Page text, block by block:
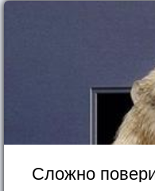
Сложно